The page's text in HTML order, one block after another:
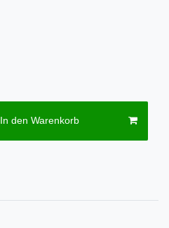
In den Warenkorb